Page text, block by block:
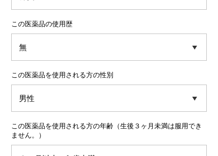
この医薬品の使用歴
この医薬品を使用される方の性別
この医薬品を使用される方の年齢（生後３ヶ月未満は服用でき
ません。）